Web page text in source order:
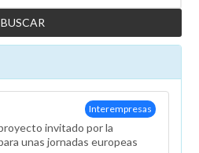
Interempresas
invitado por la
unas jornadas europeas